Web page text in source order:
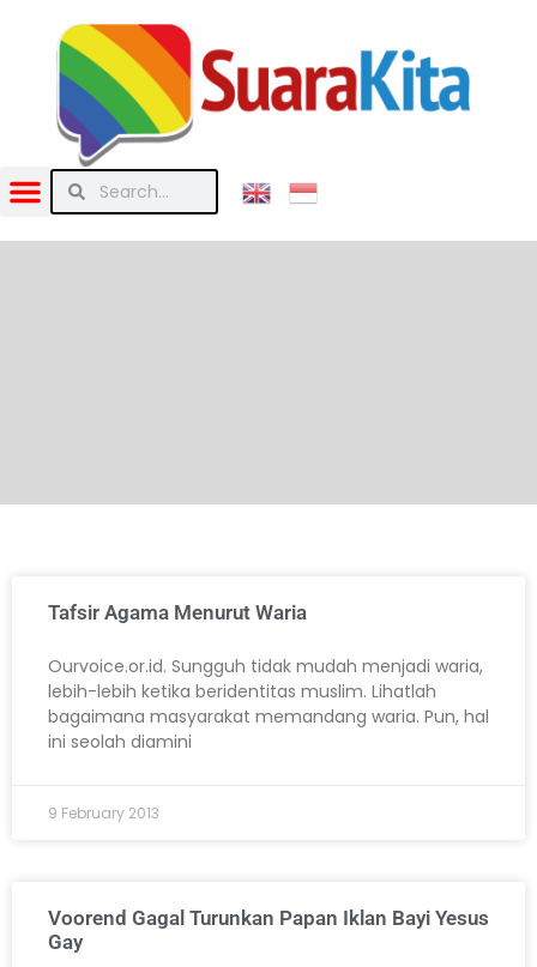
Tafsir Agama Menurut Waria
Ourvoice.or.id. Sungguh tidak mudah menjadi waria,
lebih-lebih ketika beridentitas muslim. Lihatlah
bagaimana masyarakat memandang waria. Pun, hal
ini seolah diamini
9 February 2013
Voorend Gagal Turunkan Papan Iklan Bayi Yesus
Gay